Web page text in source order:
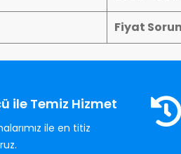
Fiyat
ile Temiz Hizmet
ile en titiz